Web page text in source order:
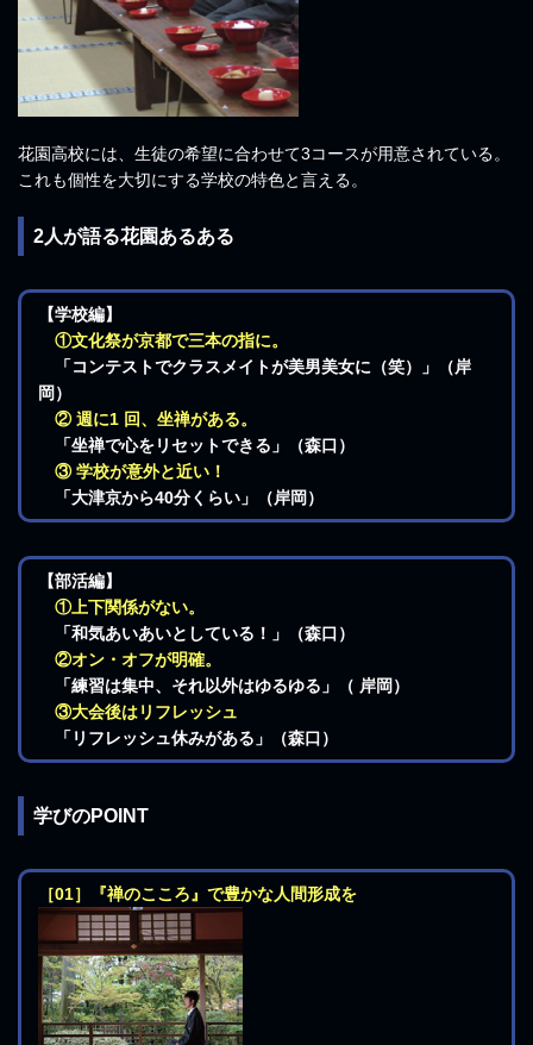
花園高校には、生徒の希望に合わせて3コースが用意されている。
これも個性を大切にする学校の特色と言える。
2人が語る花園あるある
【学校編】
①文化祭が京都で三本の指に。
「コンテストでクラスメイトが美男美女に（笑）」（岸
岡）
② 週に1 回、坐禅がある。
「坐禅で心をリセットできる」（森口）
③ 学校が意外と近い！
「大津京から40分くらい」（岸岡）
【部活編】
①上下関係がない。
「和気あいあいとしている！」（森口）
②オン・オフが明確。
「練習は集中、それ以外はゆるゆる」（ 岸岡）
③大会後はリフレッシュ
「リフレッシュ休みがある」（森口）
学びのPOINT
［01］『禅のこころ』で豊かな人間形成を